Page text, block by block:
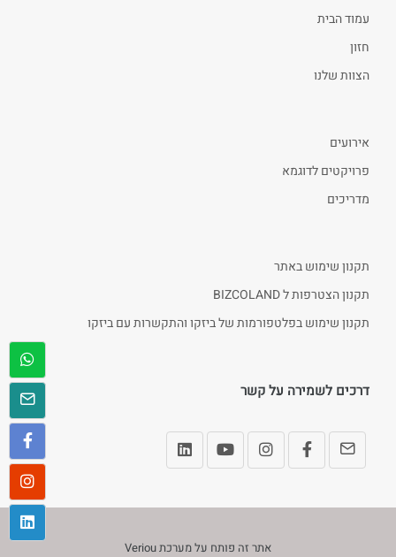
עמוד הבית
חזון
הצוות שלנו
אירועים
פרויקטים לדוגמא
מדריכים
תקנון שימוש באתר
תקנון הצטרפות ל BIZCOLAND
תקנון שימוש בפלטפורמות של ביזקו והתקשרות עם ביזקו
דרכים לשמירה על קשר
אתר זה פותח על מערכתVeriou